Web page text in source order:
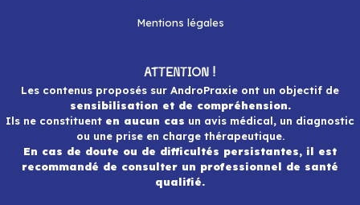
Mentions légales
ATTENTION !
Les contenus proposés sur AndroPraxie ont un objectif de
sensibilisation et de compréhension.
Ils ne constituent en aucun cas un avis médical, un diagnostic
ou une prise en charge thérapeutique.
En cas de doute ou de difficultés persistantes, il est
recommandé de consulter un professionnel de santé
qualifié.